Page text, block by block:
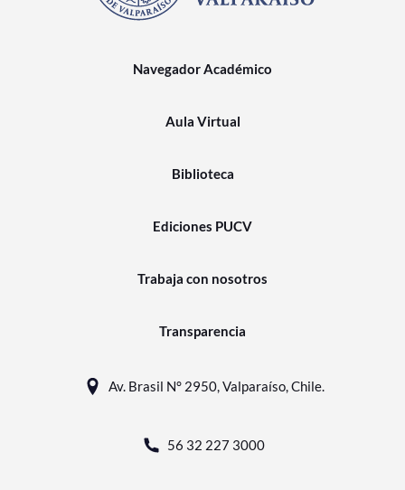
Navegador Académico
Aula Virtual
Biblioteca
Ediciones PUCV
Trabaja con nosotros
Transparencia
Av. Brasil N° 2950, Valparaíso, Chile.
56 32 227 3000